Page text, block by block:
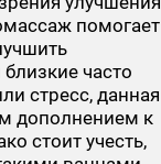
помогает
часто
стресс, данная
дополнением к
стоит учесть,